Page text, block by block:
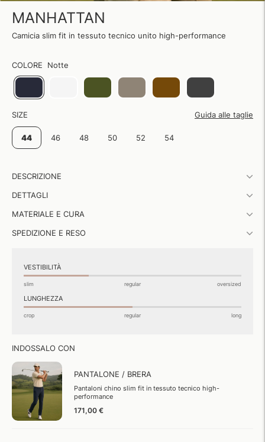
MANHATTAN
Camicia slim fit in tessuto tecnico unito high-performance
COLORE Notte
SIZE Guida alle taglie
44 46 48 50 52 54
un
al
DESCRIZIONE
DETTAGLI
MATERIALE E CURA
SPEDIZIONE E RESO
VESTIBILITÀ
slim regular oversized
LUNGHEZZA
crop regular long
INDOSSALO CON
PANTALONE / BRERA
Pantaloni chino slim fit in tessuto tecnico high-
performance
171,00 €